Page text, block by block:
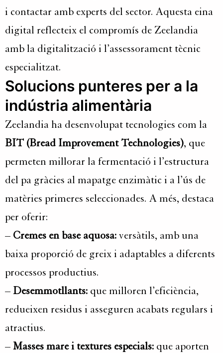
i contactar amb experts del sector. Aquesta eina
digital reflecteix el compromís de Zeelandia
amb la digitalització i l’assessorament tècnic
especialitzat.
Solucions punteres per a la
indústria alimentària
Zeelandia ha desenvolupat tecnologies com la
BIT (Bread Improvement Technologies), que
permeten millorar la fermentació i l’estructura
del pa gràcies al mapatge enzimàtic i a l’ús de
matèries primeres seleccionades. A més, destaca
per oferir:
– Cremes en base aquosa: versàtils, amb una
baixa proporció de greix i adaptables a diferents
processos productius.
– Desemmotllants: que milloren l’eficiència,
redueixen residus i asseguren acabats regulars i
atractius.
– Masses mare i textures especials: que aporten